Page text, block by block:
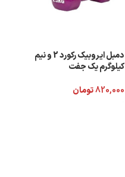
دمبل ایروبیک رکورد 2 و نیم
کیلوگرم یک جفت
820,000تومان